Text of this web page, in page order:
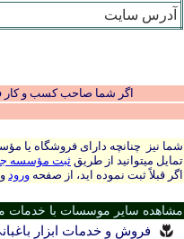
آدرس سایت
اگر شما صاحب کسب و کار
شما نیز چنانچه دارای فروشگاه یا
تمایل میتوانید از طریقثبت مؤسسه
اگر قبلاً ثبت نموده اید، از صفحه ورود
مشاهده سایر موسسات با خدمات
فروش و خدمات ابزار